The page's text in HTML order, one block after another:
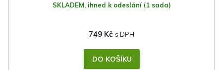
SKLADEM, ihned k odeslání (1 sada)
749 Kč
DO KOŠÍKU